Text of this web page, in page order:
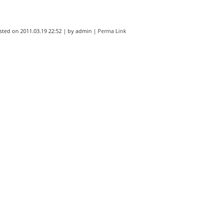
on 2011.03.19 22:52 | by admin | Perma Link